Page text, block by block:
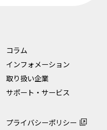
コラム
インフォメーション
取り扱い企業
サポート・サービス
プライバシーポリシー